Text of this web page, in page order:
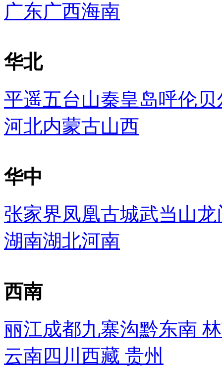
广东广西海南
华北
平遥五台山秦皇岛呼伦贝
河北内蒙古山西
华中
张家界凤凰古城武当山龙
湖南湖北河南
西南
丽江成都九寨沟黔东南
云南四川 西藏 贵州